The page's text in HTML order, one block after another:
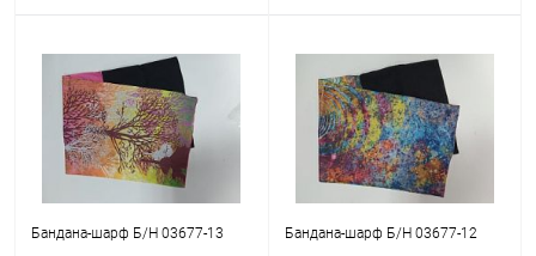
Бандана-шарф Б/Н 03677-13 Бандана-шарф Б/Н 03677-12